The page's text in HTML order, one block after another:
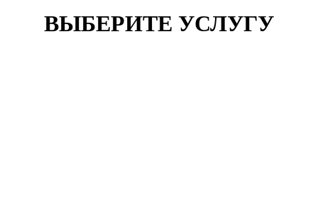
ВЫБЕРИТЕ УСЛУГУ